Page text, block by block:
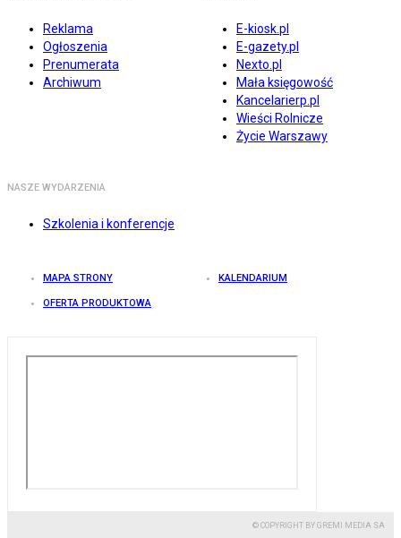
Reklama
Ogłoszenia
Prenumerata
Archiwum
E-kiosk.pl
E-gazety.pl
Nexto.pl
Mała księgowość
Kancelarierp.pl
Wieści Rolnicze
Życie Warszawy
NASZE WYDARZENIA
Szkolenia i konferencje
MAPA STRONY KALENDARIUM
OFERTA PRODUKTOWA
© COPYRIGHT BY GREMI MEDIA SA